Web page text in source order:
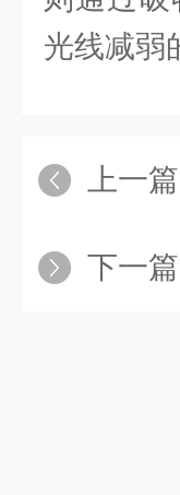
光线减弱
上一篇
下一